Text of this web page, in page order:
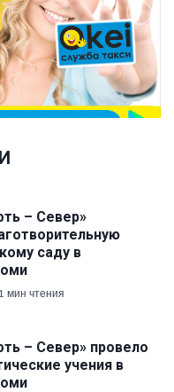
– Север»
саду в
1 мин чтения
– Север» провело
учения в